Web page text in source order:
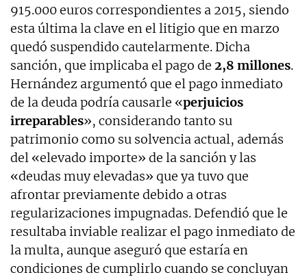
915.000 euros correspondientes a 2015, siendo
esta última la clave en el litigio que en marzo
quedó suspendido cautelarmente. Dicha
sanción, que implicaba el pago de 2,8 millones.
Hernández argumentó que el pago inmediato
de la deuda podría causarle «perjuicios
irreparables», considerando tanto su
patrimonio como su solvencia actual, además
del «elevado importe» de la sanción y las
«deudas muy elevadas» que ya tuvo que
afrontar previamente debido a otras
regularizaciones impugnadas. Defendió que le
resultaba inviable realizar el pago inmediato de
la multa, aunque aseguró que estaría en
condiciones de cumplirlo cuando se concluyan